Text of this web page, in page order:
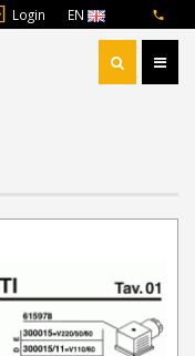
Login EN